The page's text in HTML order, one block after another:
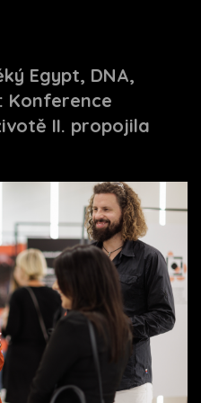
Egypt, DNA,
Konference
II. propojila